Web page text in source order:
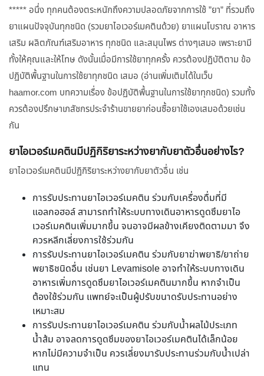
***** อนึ่ง ทุกคนต้องตระหนักถึงความปลอดภัยจากการใช้ ”ยา” ที่รวมถึง
ยาแผนปัจจุบันทุกชนิด (รวมยาไอเวอร์เมคตินด้วย) ยาแผนโบราณ อาหาร
เสริม ผลิตภัณฑ์เสริมอาหาร ทุกชนิด และสมุนไพร ต่างๆเสมอ เพราะยามี
ทั้งให้คุณและให้โทษ ดังนั้นเมื่อมีการใช้ยาทุกครั้ง ควรต้องปฏิบัติตาม ข้อ
ปฏิบัติพื้นฐานในการใช้ยาทุกชนิด เสมอ (อ่านเพิ่มเติมได้ในเว็บ
haamor.com บทความเรื่อง ข้อปฏิบัติพื้นฐานในการใช้ยาทุกชนิด) รวมทั้ง
ควรต้องปรึกษาเภสัชกรประจำร้านขายยาก่อนซื้อยาใช้เองเสมอด้วยเช่น
กัน
ยาไอเวอร์เมคตินมีปฏิกิริยาระหว่างยากับยาตัวอื่นอย่างไร?
ยาไอเวอร์เมคตินมีปฏิกิริยาระหว่างยากับยาตัวอื่น เช่น
การรับประทานยาไอเวอร์เมคติน ร่วมกับเครื่องดื่มที่มี
แอลกอฮอล์ สามารถทำให้ระบบทางเดินอาหารดูดซึมยาไอ
เวอร์เมคตินเพิ่มมากขึ้น จนอาจมีผลข้างเคียงติดตามมา จึง
ควรหลีกเลี่ยงการใช้ร่วมกัน
การรับประทานยาไอเวอร์เมคติน ร่วมกับยาฆ่าพยาธิ/ยาถ่าย
พยาธิชนิดอื่น เช่นยา Levamisole อาจทำให้ระบบทางเดิน
อาหารเพิ่มการดูดซึมยาไอเวอร์เมคตินมากขึ้น หากจำเป็น
ต้องใช้ร่วมกัน แพทย์จะเป็นผู้ปรับขนาดรับประทานอย่าง
เหมาะสม
การรับประทานยาไอเวอร์เมคติน ร่วมกับน้ำผลไม้ประเภท
น้ำส้ม อาจลดการดูดซึมของยาไอเวอร์เมคตินได้เล็กน้อย
หากไม่มีความจำเป็น ควรเลี่ยงมารับประทานร่วมกับน้ำเปล่า
แทน